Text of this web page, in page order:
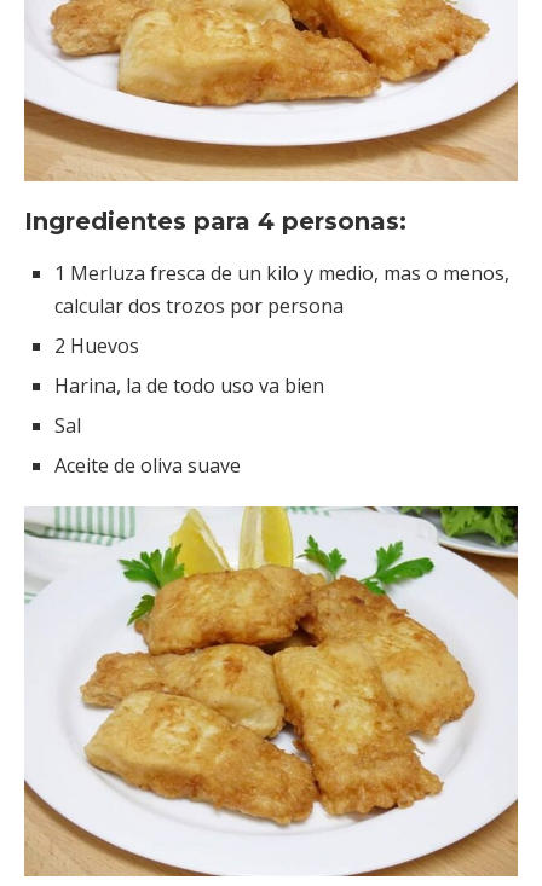
Ingredientes para 4 personas:
1 Merluza fresca de un kilo y medio, mas o menos,
calcular dos trozos por persona
2 Huevos
Harina, la de todo uso va bien
Sal
Aceite de oliva suave